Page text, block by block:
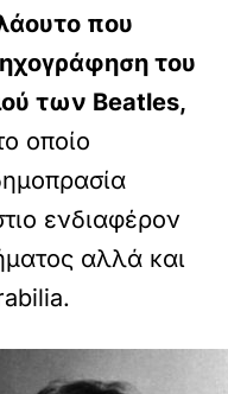
που
του
των Beatles,
οποίο
ενδιαφέρον
αλλά και